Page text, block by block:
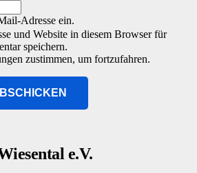
Adresse ein.
und Website in diesem Browser für
speichern.
zustimmen, um fortzufahren.
e.V.